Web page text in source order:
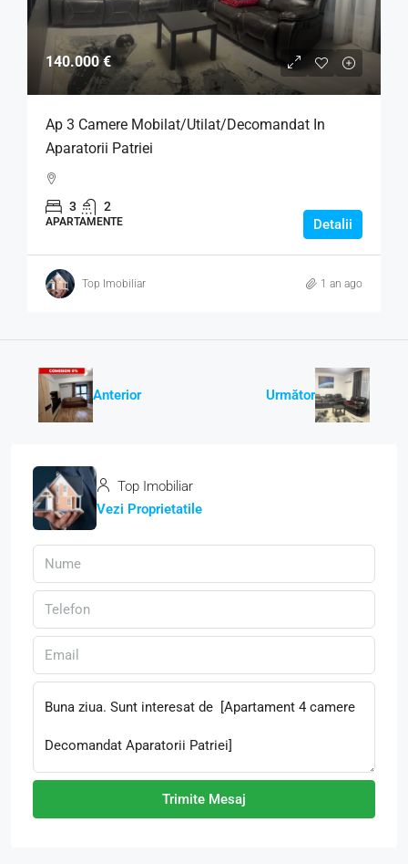
140.000 €
Ap 3 Camere Mobilat/Utilat/Decomandat In
Aparatorii Patriei
3 2
APARTAMENTE Detalii
Top Imobiliar 1 an ago
Anterior Următor
Top Imobiliar
Vezi Proprietatile
Trimite Mesaj